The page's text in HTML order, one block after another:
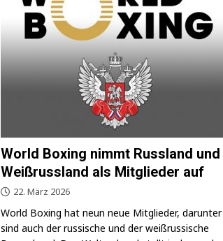
World Boxing nimmt Russland und
Weißrussland als Mitglieder auf
22. März 2026
World Boxing hat neun neue Mit­glie­der, dar­un­ter
sind auch der rus­si­sche und der weiß­rus­si­sche